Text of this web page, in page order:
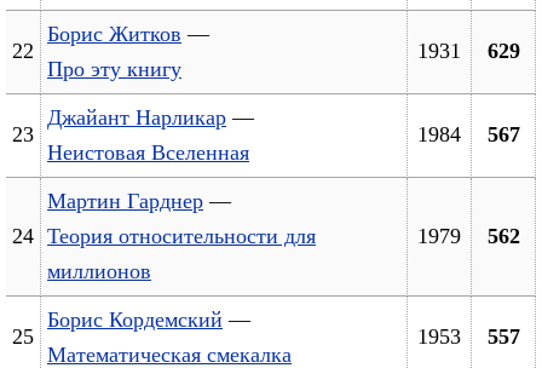
22
Борис Житков —
Про эту книгу
1931 629
23
Джайант Нарликар —
Неистовая Вселенная
1984 567
24
Мартин Гарднер —
Теория относительности для
миллионов
1979 562
25
Борис Кордемский —
Математическая смекалка
1953 557